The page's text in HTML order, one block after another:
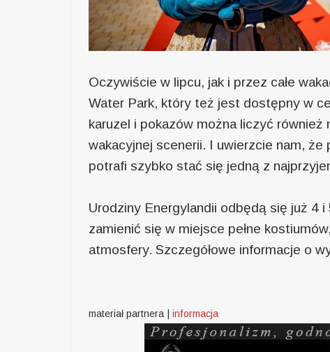
Oczywiście w lipcu, jak i przez całe
Water Park, który też jest dostępny w
karuzel i pokazów można liczyć
wakacyjnej scenerii. I uwierzcie nam,
potrafi szybko stać się jedną z
Urodziny Energylandii odbędą się już 4
zamienić się w miejsce pełne
atmosfery. Szczegółowe informacje o
materiał partnera | informacja